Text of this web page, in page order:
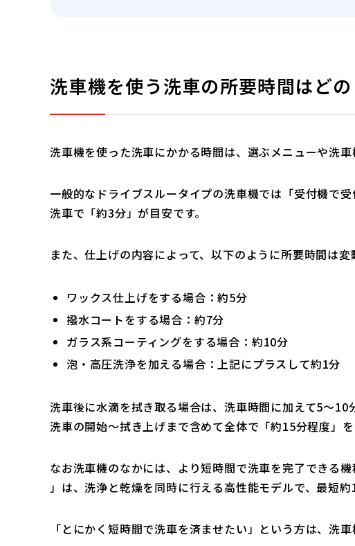
洗車機を使う洗車の所要時間はどの
洗車機を使った洗車にかかる時間は、選ぶメニューや洗車
一般的なドライブスルータイプの洗車機では「受付機
洗車で「約3分」が目安です。
また、仕上げの内容によって、以下のように所要時間は変
ワックス仕上げをする場合：約5分
撥水コートをする場合：約7分
ガラス系コーティングをする場合：約10分
泡・高圧洗浄を加える場合：上記にプラスして約1分
洗車後に水滴を拭き取る場合は、洗車時間に加えて5〜
洗車の開始〜拭き上げまで含めて全体で「約15分程度」を
なお洗車機のなかには、より短時間で洗車を完了できる
」は、洗浄と乾燥を同時に行える高性能モデルで、最短約
「とにかく短時間で洗車を済ませたい」という方は、洗